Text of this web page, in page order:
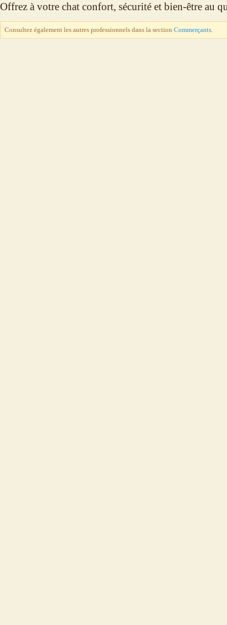
Offrez à votre chat confort, sécurité et bien-être au
Consultez également les autres professionnels dans la section Commerçants.